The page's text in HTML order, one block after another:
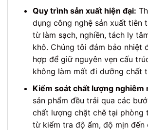
Quy trình sản xuất hiện đại:
dụng công nghệ sản xuất tiên
từ làm sạch, nghiền, tách ly
khô. Chúng tôi đảm bảo nhiệt
hợp để giữ nguyên vẹn cấu
không làm mất đi dưỡng chất
Kiểm soát chất lượng nghiêm
sản phẩm đều trải qua các
chất lượng chặt chẽ tại phòng
từ kiểm tra độ ẩm, độ mịn đến